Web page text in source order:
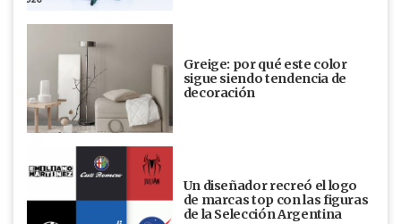
Greige: por qué este color
sigue siendo tendencia de
decoración
Un diseñador recreó el logo
de marcas top con las figuras
de la Selección Argentina